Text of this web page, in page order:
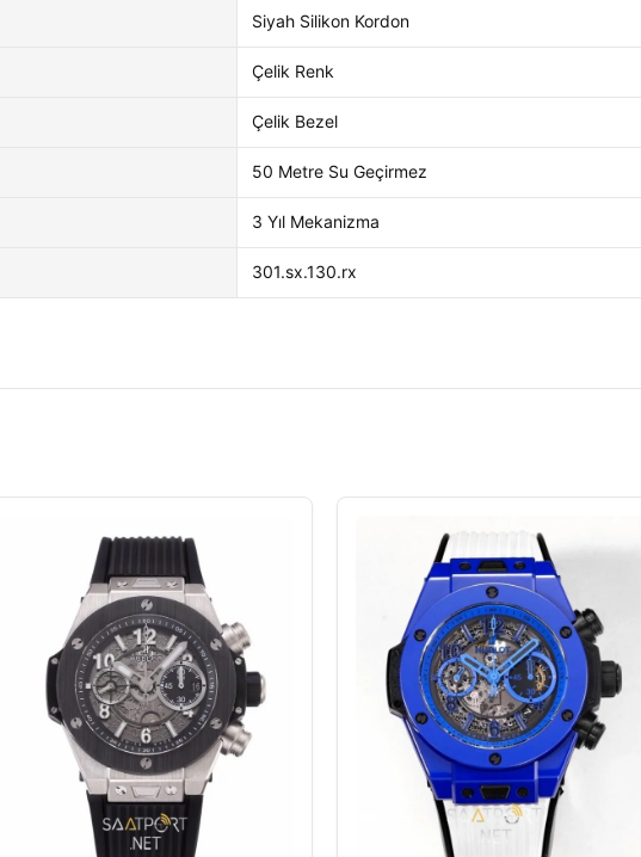
Siyah Silikon Kordon
Çelik Renk
Çelik Bezel
50 Metre Su Geçirmez
3 Yıl Mekanizma
301.sx.130.rx